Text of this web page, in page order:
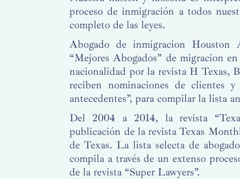
proceso de inmigración a todos
completo de las leyes.
Abogado de inmigracion
“Mejores Abogados” de migracion
nacionalidad por la revista H Texas,
reciben nominaciones de clientes
antecedentes”, para compilar la lista
Del 2004 a 2014, la revista
publicación de la revista Texas
de Texas. La lista selecta de
compila a través de un extenso
de la revista “Super Lawyers”.